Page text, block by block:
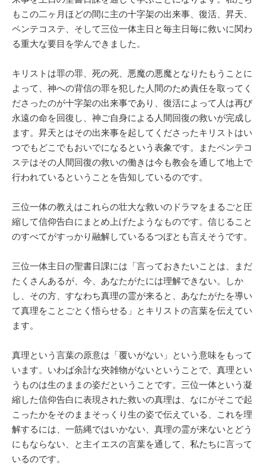
もこの二ヶ月ほどの間に主の十字架の出来事、復活、昇天、
ペンテコステ、そして三位一体主日と毎主日毎に救いに関わ
る重大な要目を学んできました。
キリストは罪の罪、死の死、悪魔の悪魔となりたもうことに
よって、神への背信の罪を犯した人間のため責任を取ってく
ださったのが十字架の出来事であり、復活によって人は再び
永遠の命を回復し、神ご自身による人間回復の救いが完成し
ます。昇天とはその出来事を起してくださったキリストはい
つでもどこでもおいでになるという表象です。またペンテコ
ステはその人間回復の救いの働きは今も教会を通して地上で
行われているということを告知しているのです。
三位一体の教えはこれらの壮大な救いのドラマをまるごと圧
縮して信仰告白にまとめ上げたようなものです。信じること
のすべてがすっかり融解しているるつぼとも言えそうです。
三位一体主日の聖書日課には「言っておきたいことは、まだ
たくさんあるが、今、あなたがたには理解できない。しか
し、その方、すなわち真理の霊が来ると、あなたがたを導い
て真理をことごとく悟らせる」とキリストの言葉を伝えてい
ます。
真理という言葉の原意は「覆いがない」という意味をもって
います。いわば余計な夾雑物がないということで、真理とい
うものは生のままの姿だということです。三位一体という凝
縮した信仰告白に表現された救いの真理は、なにがそこで起
こったかをそのままそっくり生の姿で伝えている、これを理
解するには、一筋縄ではいかない、真理の霊が来ないとどう
にもならない、と主イエスの言葉を通して、私たちに言って
いるのです。